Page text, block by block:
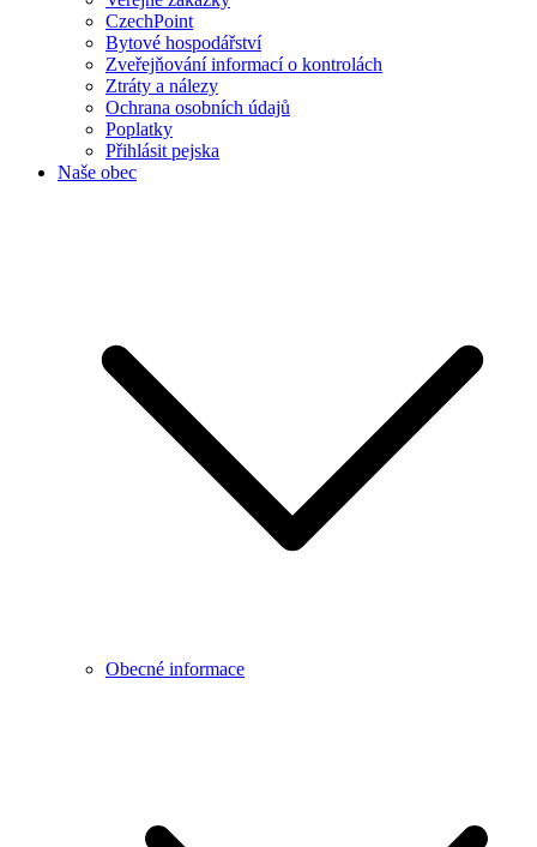
CzechPoint
Bytové hospodářství
Zveřejňování informací o kontrolách
Ztráty a nálezy
Ochrana osobních údajů
Poplatky
Přihlásit pejska
Naše obec
Obecné informace